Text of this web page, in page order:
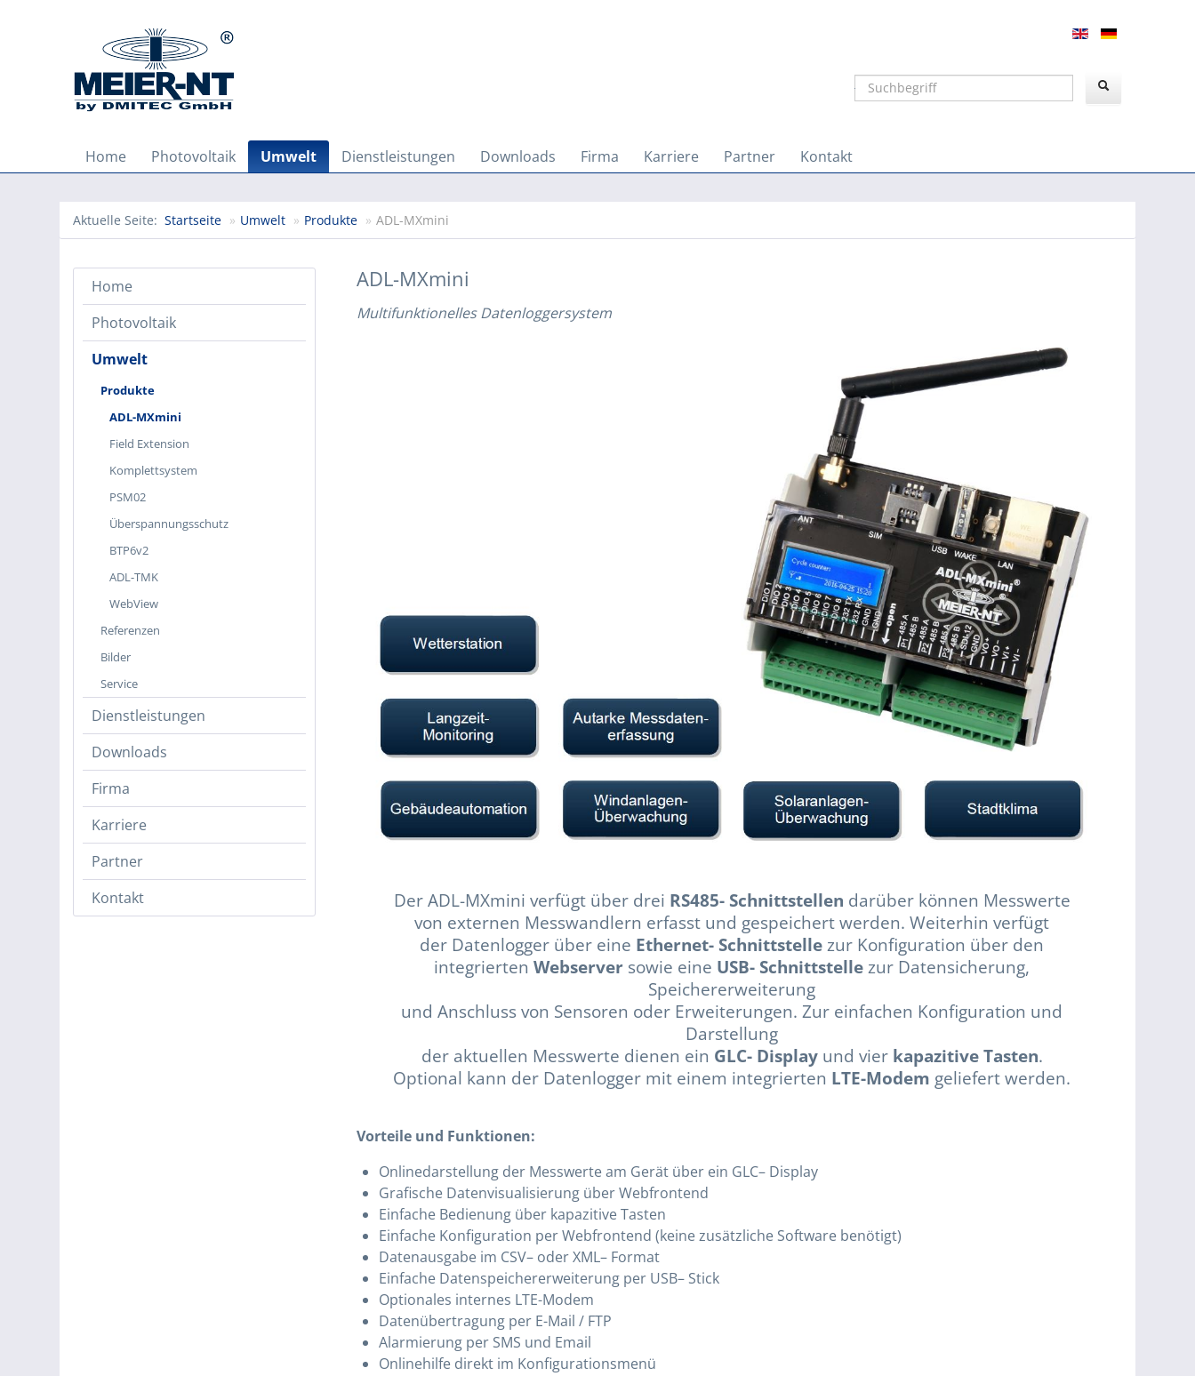
Suchen
Home Photovoltaik Umwelt Dienstleistungen Downloads Firma Karriere Partner Kontakt
Aktuelle Seite: Startseite » Umwelt » Produkte » ADL-MXmini
Home
Photovoltaik
Umwelt
Produkte
ADL-MXmini
Field Extension
Komplettsystem
PSM02
Überspannungsschutz
BTP6v2
ADL-TMK
WebView
Referenzen
Bilder
Service
Dienstleistungen
Downloads
Firma
Karriere
Partner
Kontakt
ADL-MXmini
Multifunktionelles Datenloggersystem
Der ADL-MXmini verfügt über drei RS485- Schnittstellen darüber können Messwerte
von externen Messwandlern erfasst und gespeichert werden. Weiterhin verfügt
der Datenlogger über eine Ethernet- Schnittstelle zur Konfiguration über den
integriertenWebserver sowie eine USB- Schnittstelle zur Datensicherung,
Speichererweiterung
und Anschluss von Sensoren oder Erweiterungen. Zur einfachen Konfiguration und
Darstellung
der aktuellen Messwerte dienen ein GLC- Displayund vier kapazitive Tasten.
Optional kann der Datenlogger mit einem integrierten LTE-Modem geliefert werden.
Vorteile und Funktionen:
Onlinedarstellung der Messwerte am Gerät über ein GLC– Display
Grafische Datenvisualisierung über Webfrontend
Einfache Bedienung über kapazitive Tasten
Einfache Konfiguration per Webfrontend (keine zusätzliche Software benötigt)
Datenausgabe im CSV– oder XML– Format
Einfache Datenspeichererweiterung per USB– Stick
Optionales internes LTE-Modem
Datenübertragung per E-Mail / FTP
Alarmierung per SMS und Email
Onlinehilfe direkt im Konfigurationsmenü